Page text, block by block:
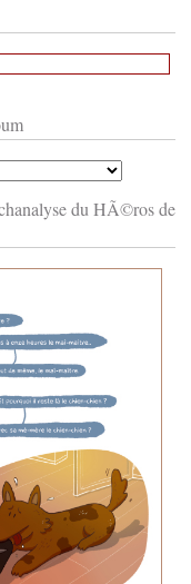
du HÃ©ros de